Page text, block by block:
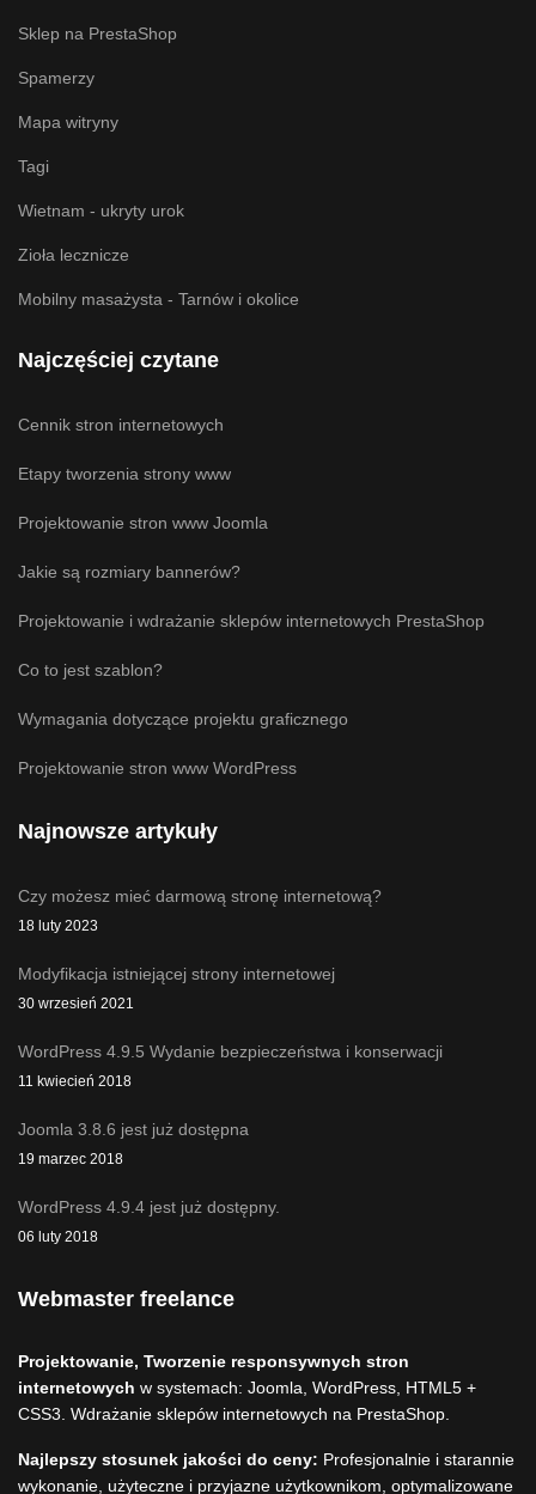
Sklep na PrestaShop
Spamerzy
Mapa witryny
Tagi
Wietnam - ukryty urok
Zioła lecznicze
Mobilny masażysta - Tarnów i okolice
Najczęściej czytane
Cennik stron internetowych
Etapy tworzenia strony www
Projektowanie stron www Joomla
Jakie są rozmiary bannerów?
Projektowanie i wdrażanie sklepów internetowych PrestaShop
Co to jest szablon?
Wymagania dotyczące projektu graficznego
Projektowanie stron www WordPress
Najnowsze artykuły
Czy możesz mieć darmową stronę internetową?
18 luty 2023
Modyfikacja istniejącej strony internetowej
30 wrzesień 2021
WordPress 4.9.5 Wydanie bezpieczeństwa i konserwacji
11 kwiecień 2018
Joomla 3.8.6 jest już dostępna
19 marzec 2018
WordPress 4.9.4 jest już dostępny.
06 luty 2018
Webmaster freelance
Projektowanie, Tworzenie responsywnych stron
internetowych w systemach: Joomla, WordPress, HTML5 +
CSS3. Wdrażanie sklepów internetowych na PrestaShop.
Najlepszy stosunek jakości do ceny: Profesjonalnie i starannie
wykonanie, użyteczne i przyjazne użytkownikom, optymalizowane